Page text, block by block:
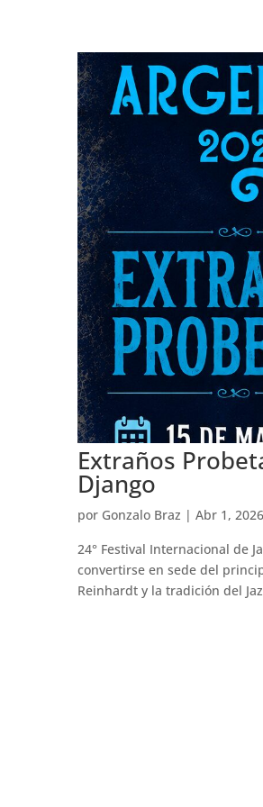
Extraños
Django
por Gonzalo Braz | Abr 1, 2026
24° Festival Internacional de
convertirse en sede del
Reinhardt y la tradición del